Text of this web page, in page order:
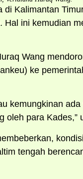
Kalimantan
Hal ini kemudian
Wang
ke
kemungkinan
oleh para Kades,”
tengah